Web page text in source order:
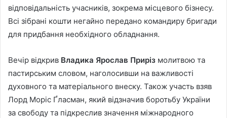
відповідальність учасників, зокрема місцевого бізнесу.
Всі зібрані кошти негайно передано командиру бригади
для придбання необхідного обладнання.
Вечір відкрив Владика Ярослав Приріз молитвою та
пастирським словом, наголосивши на важливості
духовного та матеріального внеску. Також участь взяв
Лорд Моріс Ґласман, який відзначив боротьбу України
за свободу та підкреслив значення міжнародного